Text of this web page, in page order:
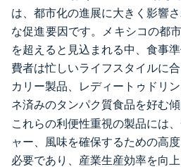
は、都市化の進展に大きく影響
な促進要因です。メキシコの都
を超えると見込まれる中、食事
費者は忙しいライフスタイルに
カリー製品、レディートゥドリ
ネ済みのタンパク質食品を好む
これらの利便性重視の製品には
ャー、風味を確保するための高
必要であり、産業生産効率を向